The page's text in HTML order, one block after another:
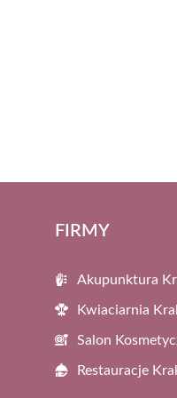
FIRMY
Akupunktura
Kwiaciarnia
Salon
Restauracje